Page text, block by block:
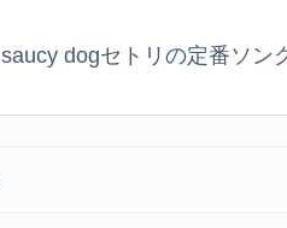
dogセトリの定番ソン